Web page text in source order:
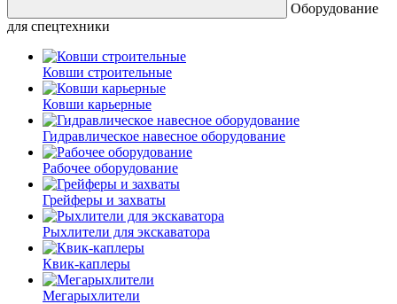
Оборудование
для спецтехники
Ковши строительные
Ковши карьерные
Гидравлическое навесное оборудование
Рабочее оборудование
Грейферы и захваты
Рыхлители для экскаватора
Квик-каплеры
Мегарыхлители